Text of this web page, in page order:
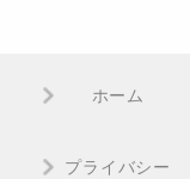
ホーム
プライバシー